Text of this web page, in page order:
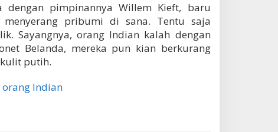
dengan pimpinannya Willem Kieft, baru
menyerang pribumi di sana. Tentu saja
Sayangnya, orang Indian kalah dengan
Belanda, mereka pun kian berkurang
putih.
orang Indian